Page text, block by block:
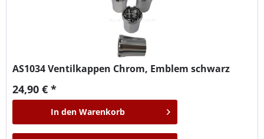
AS1034Ventilkappen Chrom, Emblem schwarz
24,90 € *
In den Warenkorb